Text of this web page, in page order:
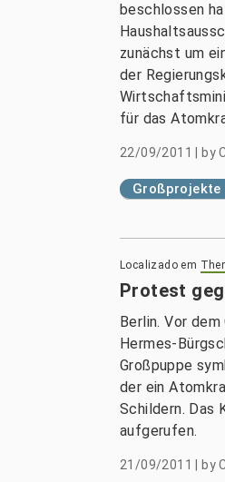
beschlossen
zunächst um
der
für das
22/09/2011 by
Großprojekte
Localizado em
Protest
Berlin. Vor
Hermes-
Großpuppe
der ein
Schildern. Das
aufgerufen.
21/09/2011 by